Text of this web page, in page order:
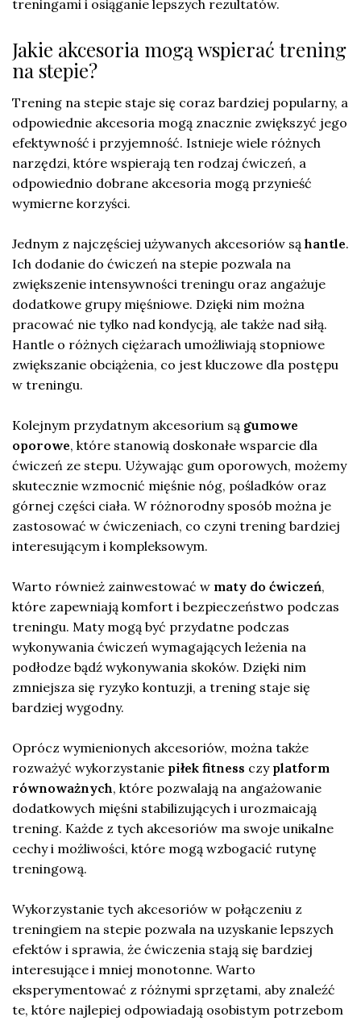
treningami i osiąganie lepszych rezultatów.
Jakie akcesoria mogą wspierać trening
na stepie?
Trening na stepie staje się coraz bardziej popularny, a
odpowiednie akcesoria mogą znacznie zwiększyć jego
efektywność i przyjemność. Istnieje wiele różnych
narzędzi, które wspierają ten rodzaj ćwiczeń, a
odpowiednio dobrane akcesoria mogą przynieść
wymierne korzyści.
Jednym z najczęściej używanych akcesoriów są hantle.
Ich dodanie do ćwiczeń na stepie pozwala na
zwiększenie intensywności treningu oraz angażuje
dodatkowe grupy mięśniowe. Dzięki nim można
pracować nie tylko nad kondycją, ale także nad siłą.
Hantle o różnych ciężarach umożliwiają stopniowe
zwiększanie obciążenia, co jest kluczowe dla postępu
w treningu.
Kolejnym przydatnym akcesorium są gumowe
oporowe, które stanowią doskonałe wsparcie dla
ćwiczeń ze stepu. Używając gum oporowych, możemy
skutecznie wzmocnić mięśnie nóg, pośladków oraz
górnej części ciała. W różnorodny sposób można je
zastosować w ćwiczeniach, co czyni trening bardziej
interesującym i kompleksowym.
Warto również zainwestować w maty do ćwiczeń,
które zapewniają komfort i bezpieczeństwo podczas
treningu. Maty mogą być przydatne podczas
wykonywania ćwiczeń wymagających leżenia na
podłodze bądź wykonywania skoków. Dzięki nim
zmniejsza się ryzyko kontuzji, a trening staje się
bardziej wygodny.
Oprócz wymienionych akcesoriów, można także
rozważyć wykorzystanie piłek fitness czy platform
równoważnych, które pozwalają na angażowanie
dodatkowych mięśni stabilizujących i urozmaicają
trening. Każde z tych akcesoriów ma swoje unikalne
cechy i możliwości, które mogą wzbogacić rutynę
treningową.
Wykorzystanie tych akcesoriów w połączeniu z
treningiem na stepie pozwala na uzyskanie lepszych
efektów i sprawia, że ćwiczenia stają się bardziej
interesujące i mniej monotonne. Warto
eksperymentować z różnymi sprzętami, aby znaleźć
te, które najlepiej odpowiadają osobistym potrzebom